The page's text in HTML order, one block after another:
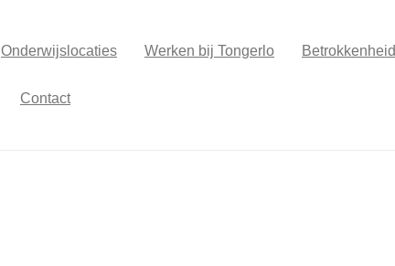
Onderwijslocaties Werken bij Tongerlo Betrokkenheid
Contact